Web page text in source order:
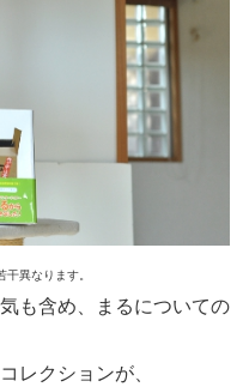
異なります。
も含め、まるについての
レクションが、